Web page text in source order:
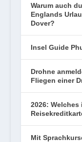
Warum auch
Englands
Dover?
Insel Guide
Drohne
Fliegen einer
2026:
Mit